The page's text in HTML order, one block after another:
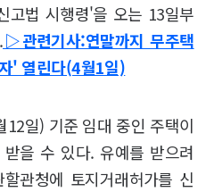
고법 시행령'을 오는 13일부
▷관련기사:연말까지 무주택
' 열린다(4월1일)
일) 기준 임대 중인 주택이
을 수 있다. 유예를 받으려
관청에 토지거래허가를 신